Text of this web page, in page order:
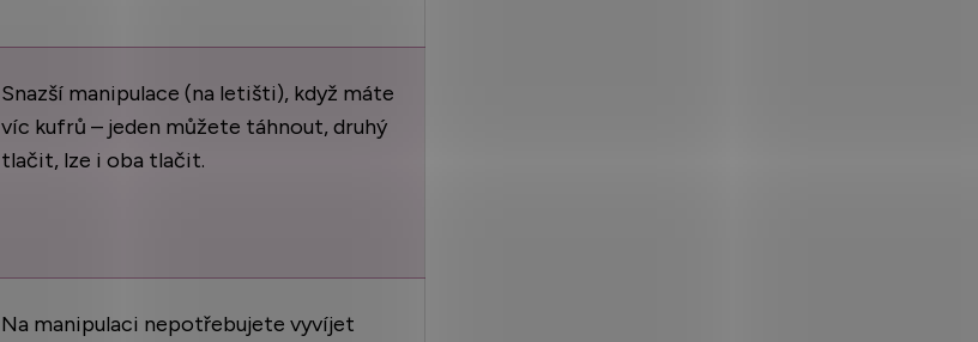
Snazší manipulace (na letišti), když máte
víc kufrů – jeden můžete táhnout, druhý
tlačit, lze i oba tlačit.
Na manipulaci nepotřebujete vyvíjet